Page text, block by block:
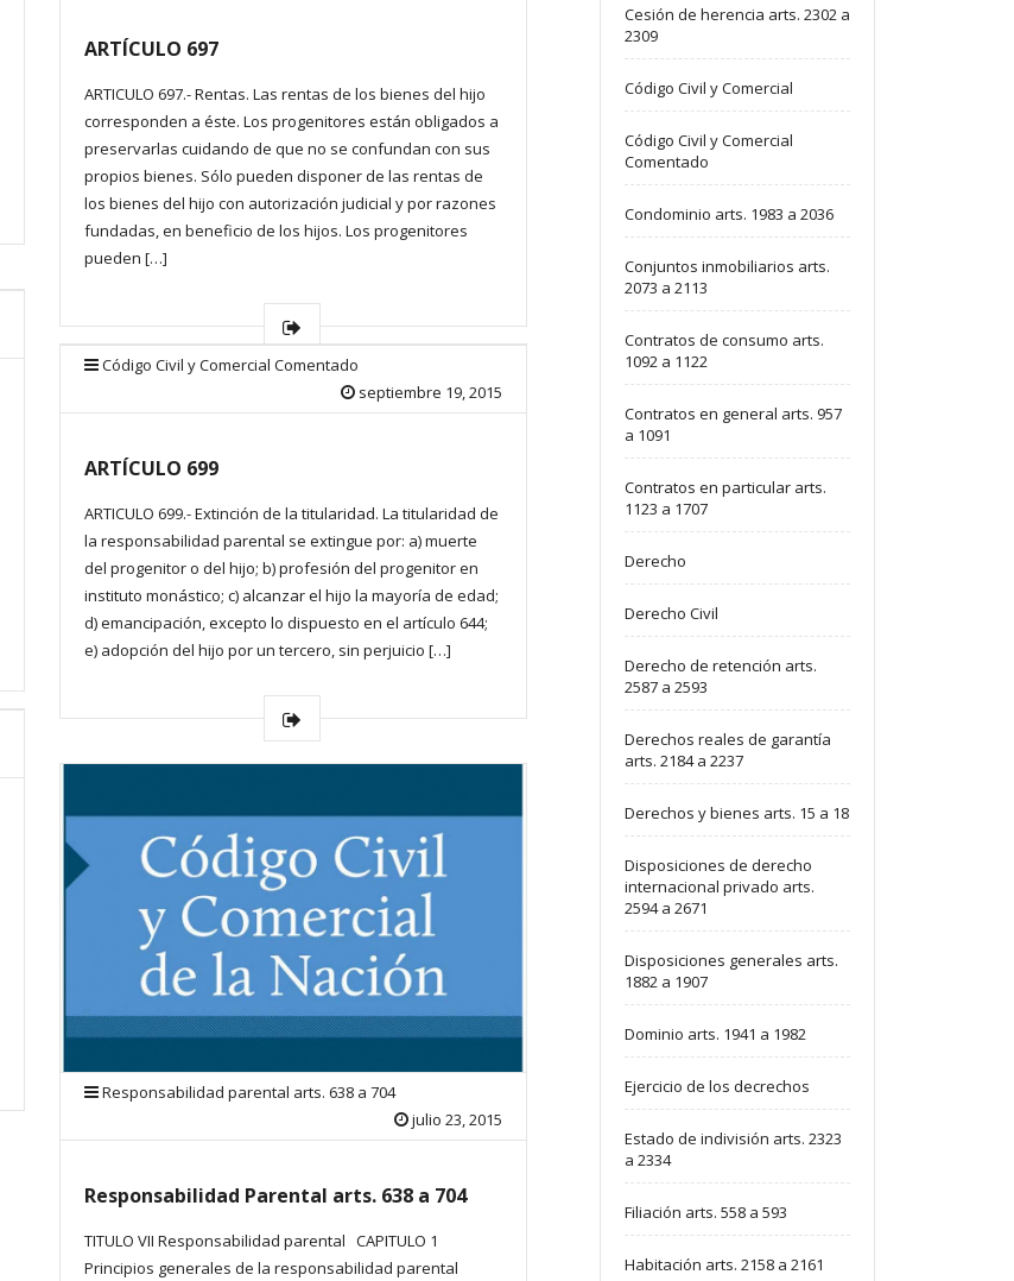
ARTÍCULO 697
ARTICULO 697.- Rentas. Las rentas de los bienes del hijo
corresponden a éste. Los progenitores están obligados a
preservarlas cuidando de que no se confundan con sus
propios bienes. Sólo pueden disponer de las rentas de
los bienes del hijo con autorización judicial y por razones
fundadas, en beneficio de los hijos. Los progenitores
pueden […]
Código Civil y Comercial Comentado
septiembre 19, 2015
ARTÍCULO 699
ARTICULO 699.- Extinción de la titularidad. La titularidad de
la responsabilidad parental se extingue por: a) muerte
del progenitor o del hijo; b) profesión del progenitor en
instituto monástico; c) alcanzar el hijo la mayoría de edad;
d) emancipación, excepto lo dispuesto en el artículo 644;
e) adopción del hijo por un tercero, sin perjuicio […]
Responsabilidad parental arts. 638 a 704
julio 23, 2015
Responsabilidad Parental arts. 638 a 704
TITULO VII Responsabilidad parental CAPITULO 1
Principios generales de la responsabilidad parental
Cesión de herencia arts. 2302 a
2309
Código Civil y Comercial
Código Civil y Comercial
Comentado
Condominio arts. 1983 a 2036
Conjuntos inmobiliarios arts.
2073 a 2113
Contratos de consumo arts.
1092 a 1122
Contratos en general arts. 957
a 1091
Contratos en particular arts.
1123 a 1707
Derecho
Derecho Civil
Derecho de retención arts.
2587 a 2593
Derechos reales de garantía
arts. 2184 a 2237
Derechos y bienes arts. 15 a 18
Disposiciones de derecho
internacional privado arts.
2594 a 2671
Disposiciones generales arts.
1882 a 1907
Dominio arts. 1941 a 1982
Ejercicio de los decrechos
Estado de indivisión arts. 2323
a 2334
Filiación arts. 558 a 593
Habitación arts. 2158 a 2161